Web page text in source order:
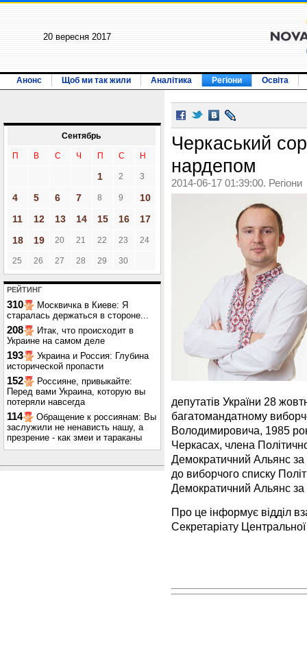
20 вересня 2017
Анонс Щоб ми так жили Аналітика Регіони Освіта
Сентябрь
П В С Ч П С Н
1 2 3
4 5 6 7 8 9
10
11
12 13 14 15 16
17
18
19 20 21 22 23 24
25 26 27 28 29 30
РЕЙТИНГ
310
Москвичка в Киеве: Я
старалась держаться в стороне...
208
Итак, что происходит в
Украине на самом деле
193
Украина и Россия: Глубина
исторической пропасти
152
Россияне, привыкайте:
Перед вами Украина, которую вы
потеряли навсегда
114
Обращение к россиянам: Вы
заслужили не ненависть нашу, а
презрение - как змеи и тараканы
Черкаський
нардепом
2014-06-17 01:39:00. Регіони
депутатів України 28
багатомандатному
Володимировича, 1985
Черкасах, члена
Демократичний Альянс
до виборчого списку
Демократичний Альянс
Про це інформує відділ
Секретаріату Центральної